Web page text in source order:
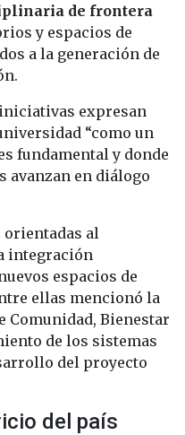
de frontera
y espacios de
a la generación de
expresan
“como un
fundamental y donde
avanzan en diálogo
al
integración
espacios de
ellas mencionó la
Comunidad, Bienestar
de los sistemas
del proyecto
del país